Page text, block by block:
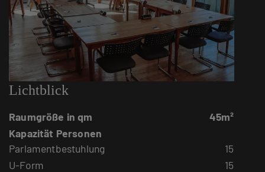
Lichtblick
Raumgröße in qm
45m²
Kapazität Personen
Parlamentbestuhlung
15
U-Form
15